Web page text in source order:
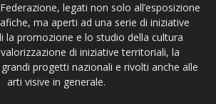
legati non solo all’esposizione
ma aperti ad una serie di iniziative
la promozione e lo studio della cultura
di iniziative territoriali, la
progetti nazionali e rivolti anche alle
arti visive in generale.